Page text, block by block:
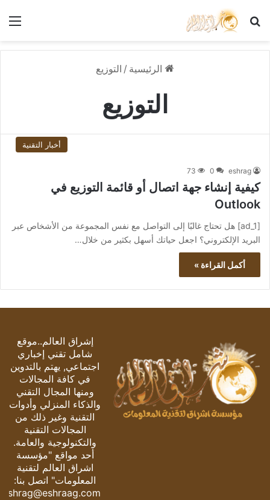
بحث عن
الرئيسية / التوزيع
التوزيع
أخبار التقنية
eshrag
0
73
كيفية إنشاء جهة اتصال أو قائمة التوزيع في
Outlook
[ad_1] هل تحتاج غالبًا إلى التواصل مع نفس المجموعة من الأشخاص عبر
البريد الإلكتروني؟ اجعل حياتك أسهل بكثير من خلال…
أكمل القراءة »
إشراق العالم..موقع
شامل تقني إخباري
اجتماعي, يهتم بالتدوين
في كافة المجالات
ومنها المجال التقني
والذكاء المنزلي وأدوات
التقنية وغير ذلك من
المجالات التقنية
والتكنولوجية والعامة.
أحد مواقع "مؤسسة
اشراق العالم لتقنية
المعلومات" اتصل بنا:
eshrag@eshraag.com